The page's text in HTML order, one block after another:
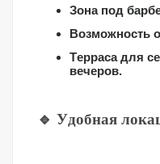
Зона под
Возможность
Терраса для
вечеров.
🔹 Удобная